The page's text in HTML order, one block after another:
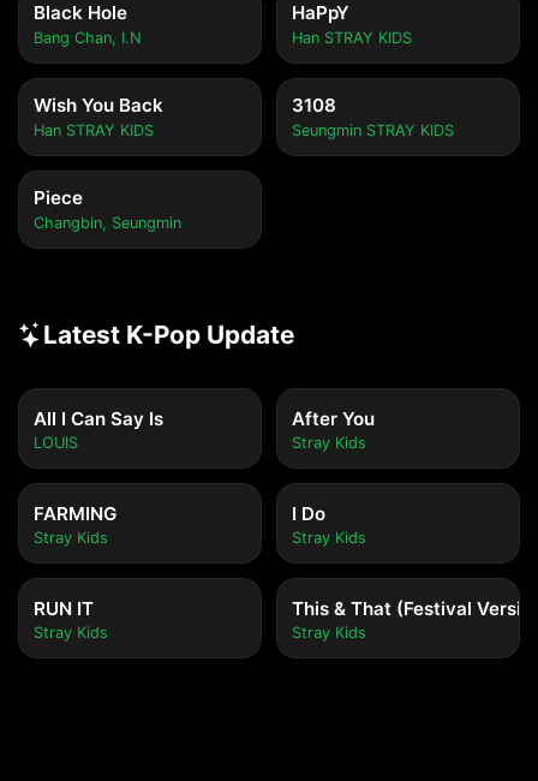
Black Hole
Bang Chan, I.N
HaPpY
Han STRAY KIDS
Wish You Back
Han STRAY KIDS
3108
Seungmin STRAY KIDS
Piece
Changbin, Seungmin
Latest K-Pop Update
All I Can Say Is
LOUIS
After You
Stray Kids
FARMING
Stray Kids
I Do
Stray Kids
RUN IT
Stray Kids
This & That (Festival
Stray Kids